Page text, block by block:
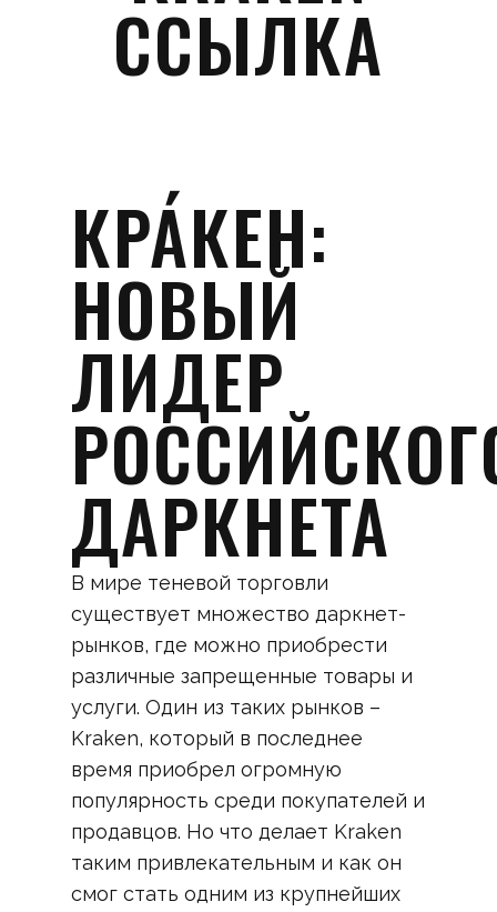
ССЫЛКА
КРА́КЕН:
НОВЫЙ
ЛИДЕР
ДАРКНЕТА
В мире теневой торговли
существует множество даркнет-
рынков, где можно приобрести
различные запрещенные товары и
услуги. Один из таких рынков –
Kraken, который в последнее
время приобрел огромную
популярность среди покупателей и
продавцов. Но что делает Kraken
таким привлекательным и как он
смог стать одним из крупнейших